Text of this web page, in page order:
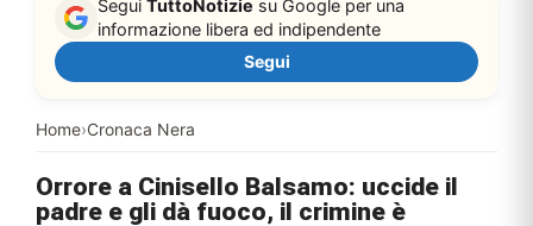
Home›Cronaca Nera
Segui TuttoNotizie su Google per una
informazione libera ed indipendente
Segui
Orrore a Cinisello Balsamo: uccide il
padre e gli dà fuoco, il crimine è